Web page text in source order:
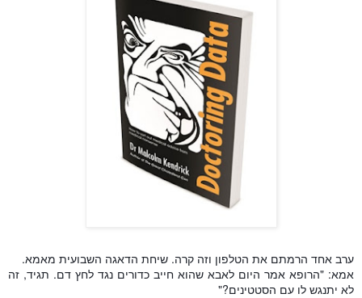
ערב אחד הרמתם את הטלפון וזה קרה. שיחת הדאגה השבועית מאמא.
אמא: "הרופא אמר היום לאבא שהוא חייב כדורים נגד לחץ דם. תגיד, זה
לא יתנגש לו עם הסטטינים?"